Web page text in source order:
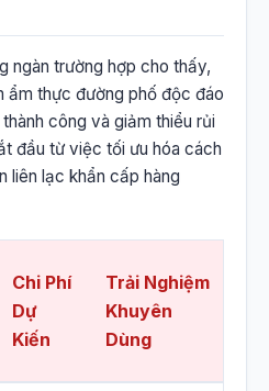
ngàn trường hợp cho thấy,
ẩm thực đường phố độc đáo
công và giảm thiểu rủi
đầu từ việc tối ưu hóa cách
liên lạc khẩn cấp hàng
Chi Phí
Dự
Kiến
Trải Nghiệm
Khuyên
Dùng